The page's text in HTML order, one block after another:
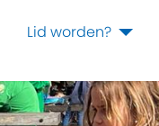
Lid worden?